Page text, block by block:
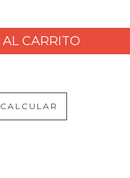
CALCULAR